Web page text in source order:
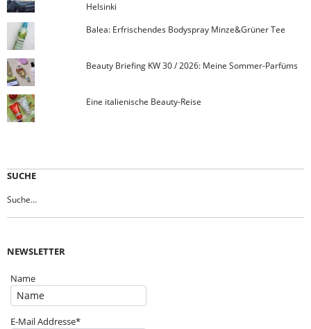
Helsinki
Balea: Erfrischendes Bodyspray Minze&Grüner Tee
Beauty Briefing KW 30 / 2026: Meine Sommer-Parfüms
Eine italienische Beauty-Reise
SUCHE
NEWSLETTER
Name
E-Mail Addresse*